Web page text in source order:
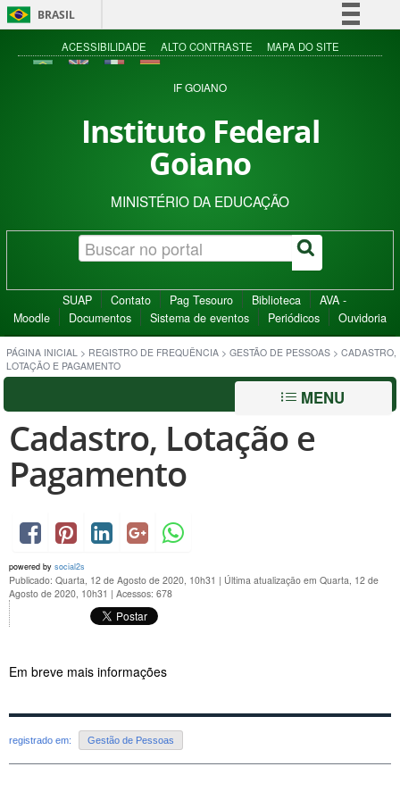
BRASIL
Simplifique!
Acesso à informação
ACESSIBILIDADE ALTO CONTRASTE MAPA DO SITE
IF GOIANO
Instituto Federal
Goiano
MINISTÉRIO DA EDUCAÇÃO
SUAP Contato Pag Tesouro Biblioteca
AVA -
Moodle
Documentos Sistema de eventos Periódicos Ouvidoria
PÁGINA INICIAL > REGISTRO DE FREQUÊNCIA > GESTÃO DE PESSOAS > CADASTRO,
LOTAÇÃO E PAGAMENTO
MENU
Cadastro, Lotação e
Pagamento
powered by social2s
Publicado: Quarta, 12 de Agosto de 2020, 10h31 | Última atualização em Quarta, 12 de
Agosto de 2020, 10h31 | Acessos: 678
Em breve mais informações
registrado em: Gestão de Pessoas